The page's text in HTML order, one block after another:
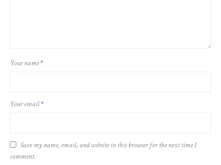
Your name*
Your email*
Save my name, email, and website in this browser for the next time I
comment.